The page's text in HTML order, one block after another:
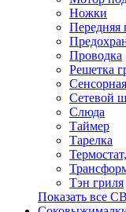
Ножки
Передняя
Проводка
Решетка
Сетевой
Слюда
Таймер
Тарелка
Тэн гриля
Показать все